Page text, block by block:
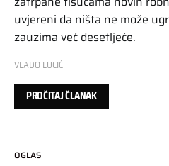
uvjereni da ništa ne može
zauzima već desetljeće.
VLADO LUCIĆ
PROČITAJ ČLANAK
OGLAS